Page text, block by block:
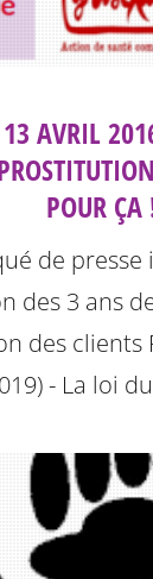
AVRIL
POUR ÇA
de presse
des 3 ans
des clients
- La loi